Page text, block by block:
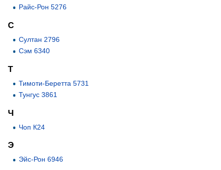
Райс-Рон 5276
С
Султан 2796
Сэм 6340
Т
Тимоти-Беретта 5731
Тунгус 3861
Ч
Чоп К24
Э
Эйс-Рон 6946